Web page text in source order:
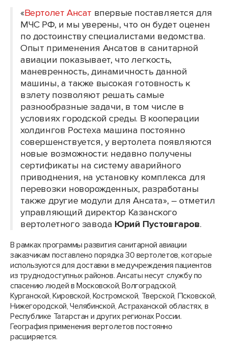
«Вертолет Ансат впервые поставляется для
МЧС РФ, и мы уверены, что он будет оценен
по достоинству специалистами ведомства.
Опыт применения Ансатов в санитарной
авиации показывает, что легкость,
маневренность, динамичность данной
машины, а также высокая готовность к
взлету позволяют решать самые
разнообразные задачи, в том числе в
условиях городской среды. В кооперации
холдингов Ростеха машина постоянно
совершенствуется, у вертолета появляются
новые возможности: недавно получены
сертификаты на систему аварийного
приводнения, на установку комплекса для
перевозки новорожденных, разработаны
также другие модули для Ансата», – отметил
управляющий директор Казанского
вертолетного завода Юрий Пустовгаров.
В рамках программы развития санитарной авиации
заказчикам поставлено порядка 30 вертолетов, которые
используются для доставки в медучреждения пациентов
из труднодоступных районов. Ансаты несут службу по
спасению людей в Московской, Волгоградской,
Курганской, Кировской, Костромской, Тверской, Псковской,
Нижегородской, Челябинской, Астраханской областях, в
Республике Татарстан и других регионах России.
География применения вертолетов постоянно
расширяется.